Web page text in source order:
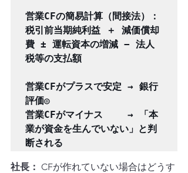
営業CFの簡易計算（間接法）：
税引前当期純利益 ＋ 減価償却
費 ± 運転資本の増減 − 法人
税等の支払額
営業CFがプラスで安定 → 銀行
評価◎
営業CFがマイナス　　 → 「本
業が資金を生んでいない」と判
断される
社長： CFが作れていない場合はどうす